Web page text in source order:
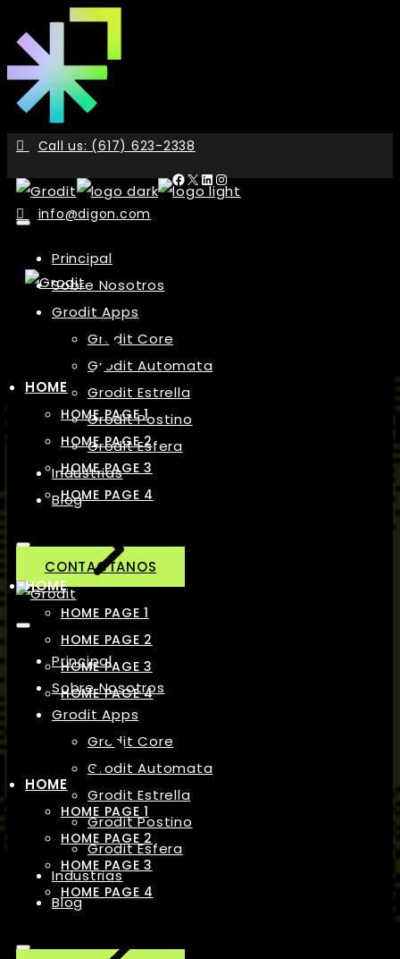
to
content
Call us: (617) 623-2338
Facebook
X LinkedIn
Instagram
info@digon.com
Principal
Sobre Nosotros
Grodit Apps
Grodit Core
Grodit Automata
Grodit Estrella
Grodit Postino
Grodit Esfera
Industrias
Blog
CONTACTANOS
Principal
Sobre Nosotros
Grodit Apps
Grodit Core
Grodit Automata
Grodit Estrella
Grodit Postino
Grodit Esfera
Industrias
Blog
HOME
HOME PAGE 1
HOME PAGE 2
HOME PAGE 3
HOME PAGE 4
HOME
HOME PAGE 1
HOME PAGE 2
HOME PAGE 3
HOME PAGE 4
HOME
HOME PAGE 1
HOME PAGE 2
HOME PAGE 3
HOME PAGE 4